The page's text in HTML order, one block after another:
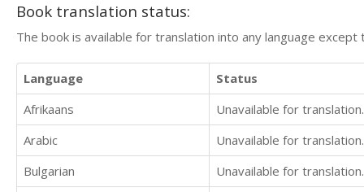
Book translation status:
The book is available for translation into any language
Language
Status
Afrikaans
Unavailable for translation.
Arabic
Unavailable for translation.
Bulgarian
Unavailable for translation.